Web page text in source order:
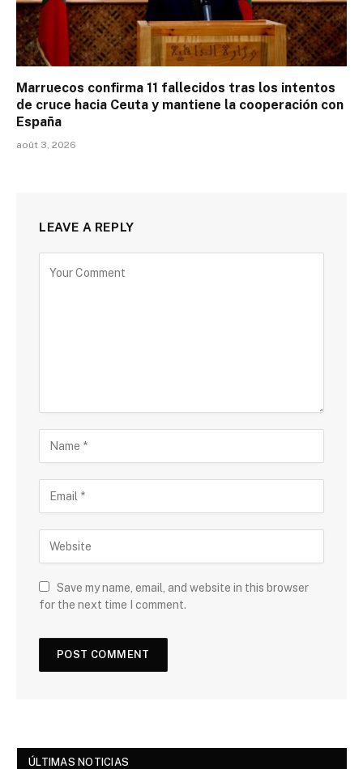
Marruecos confirma 11 fallecidos tras los intentos
de cruce hacia Ceuta y mantiene la cooperación con
España
août 3, 2026
LEAVE A REPLY
Save my name, email, and website in this browser
for the next time I comment.
ÚLTIMAS NOTICIAS